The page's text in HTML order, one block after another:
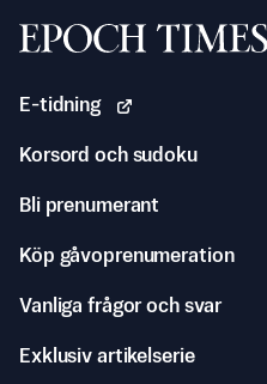
Svenska Epoch Times
E-tidning
Korsord och sudoku
Bli prenumerant
Köp gåvoprenumeration
Vanliga frågor och svar
Exklusiv artikelserie